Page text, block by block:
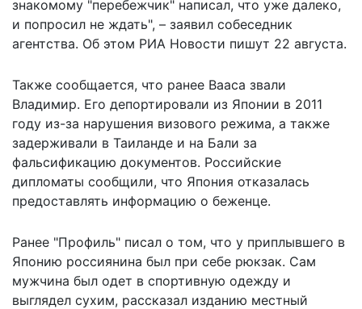
знакомому "перебежчик" написал, что уже далеко,
и попросил не ждать", – заявил собеседник
агентства. Об этом РИА Новости пишут 22 августа.
Также сообщается, что ранее Вааса звали
Владимир. Его депортировали из Японии в 2011
году из-за нарушения визового режима, а также
задерживали в Таиланде и на Бали за
фальсификацию документов. Российские
дипломаты сообщили, что Япония отказалась
предоставлять информацию о беженце.
Ранее "Профиль" писал о том, что у приплывшего в
Японию россиянина был при себе рюкзак. Сам
мужчина был одет в спортивную одежду и
выглядел сухим, рассказал изданию местный